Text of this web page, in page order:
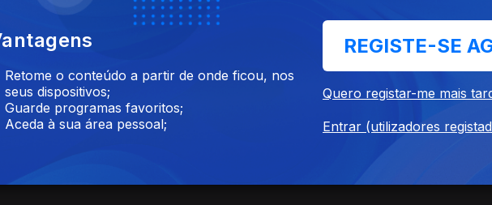
1ª Hora
2ª Hora
Retome o conteúdo a partir de onde ficou, nos
seus dispositivos;
Guarde programas favoritos;
Aceda à sua área pessoal;
REGISTE-SE
Quero registar-me mais
Entrar (utilizadores